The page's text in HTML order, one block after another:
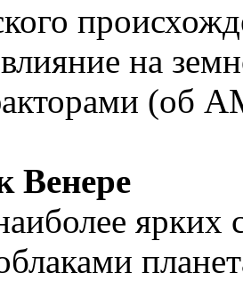
на
(об
Венере
ярких